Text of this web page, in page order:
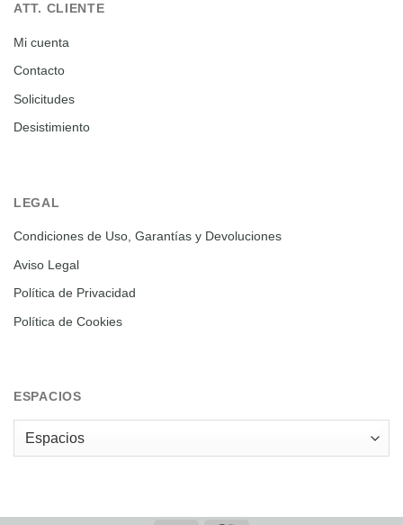
ATT. CLIENTE
Mi cuenta
Contacto
Solicitudes
Desistimiento
LEGAL
Condiciones de Uso, Garantías y Devoluciones
Aviso Legal
Política de Privacidad
Política de Cookies
ESPACIOS